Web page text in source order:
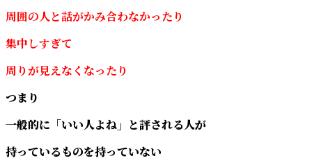
周囲の人と話がかみ合わなかったり
集中しすぎて
周りが見えなくなったり
つまり
一般的に「いい人よね」と評される人が
持っているものを持っていない